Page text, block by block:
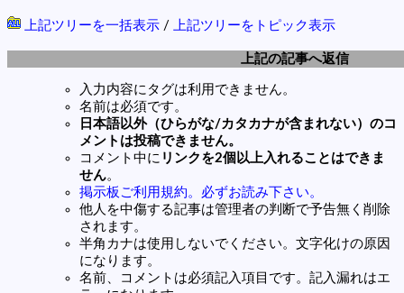
上記ツリーを一括表示 / 上記ツリーをトピック表示
上記の記事へ返信
入力内容にタグは利用できません。
名前は必須です。
日本語以外（ひらがな/カタカナが含まれない）のコ
メントは投稿できません。
コメント中に リンクを2個以上入れることはできま
せん。
掲示板ご利用規約。必ずお読み下さい。
他人を中傷する記事は管理者の判断で予告無く削除
されます。
半角カナは使用しないでください。文字化けの原因
になります。
名前、コメントは必須記入項目です。記入漏れはエ